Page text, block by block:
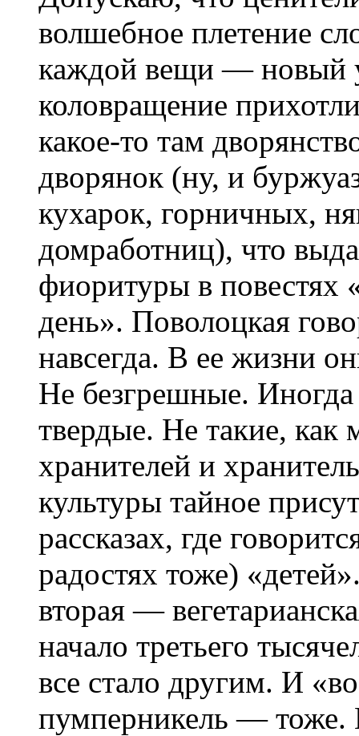
волшебное плетение
каждой вещи — новый
коловращение
какое-то там
дворянок (ну, и
кухарок, горничных,
домработниц), что
фиоритуры в повестях
день». Поволоцкая
навсегда. В ее жизни
Не безгрешные.
твердые. Не такие,
хранителей и
культуры тайное
рассказах, где
радостях тоже)
вторая —
начало третьего
все стало другим. И
пумперникель — тоже.